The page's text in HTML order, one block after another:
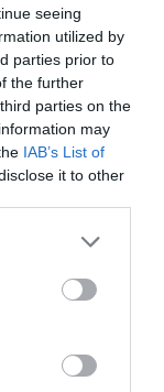
seeing
utilized by
parties prior to
the further
parties on the
may
IAB’s List of
it to other
more Google
may click to
party tags to
below Google
και πού
μάρκετ